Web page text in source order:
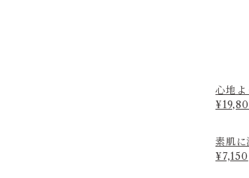
心地よ
素肌に
¥7,150